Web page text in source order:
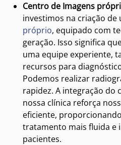
Centro de Imagens
investimos na criação de
próprio, equipado com
geração. Isso significa
uma equipe experiente,
recursos para
Podemos realizar
rapidez. A integração do
nossa clínica reforça
eficiente,
tratamento mais fluida e
pacientes.